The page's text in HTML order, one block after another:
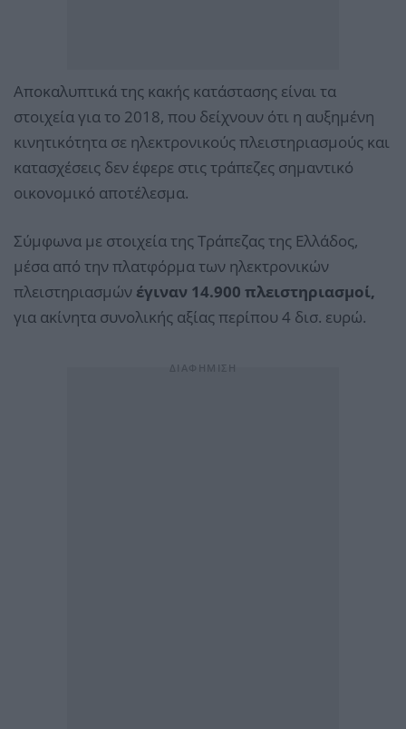
Αποκαλυπτικά της κακής κατάστασης είναι τα
στοιχεία για το 2018, που δείχνουν ότι η αυξημένη
κινητικότητα σε ηλεκτρονικούς πλειστηριασμούς και
κατασχέσεις δεν έφερε στις τράπεζες σημαντικό
οικονομικό αποτέλεσμα.
Σύμφωνα με στοιχεία της Τράπεζας της Ελλάδος,
μέσα από την πλατφόρμα των ηλεκτρονικών
πλειστηριασμών έγιναν 14.900 πλειστηριασμοί,
για ακίνητα συνολικής αξίας περίπου 4 δισ. ευρώ.